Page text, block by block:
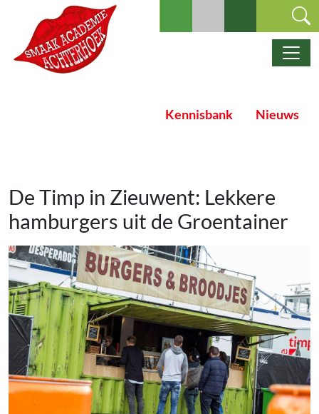
Ga naar de inhoud
Hoofdnavigatie
Kennisbank Nieuws
De Timp in Zieuwent: Lekkere
hamburgers uit de Groentainer